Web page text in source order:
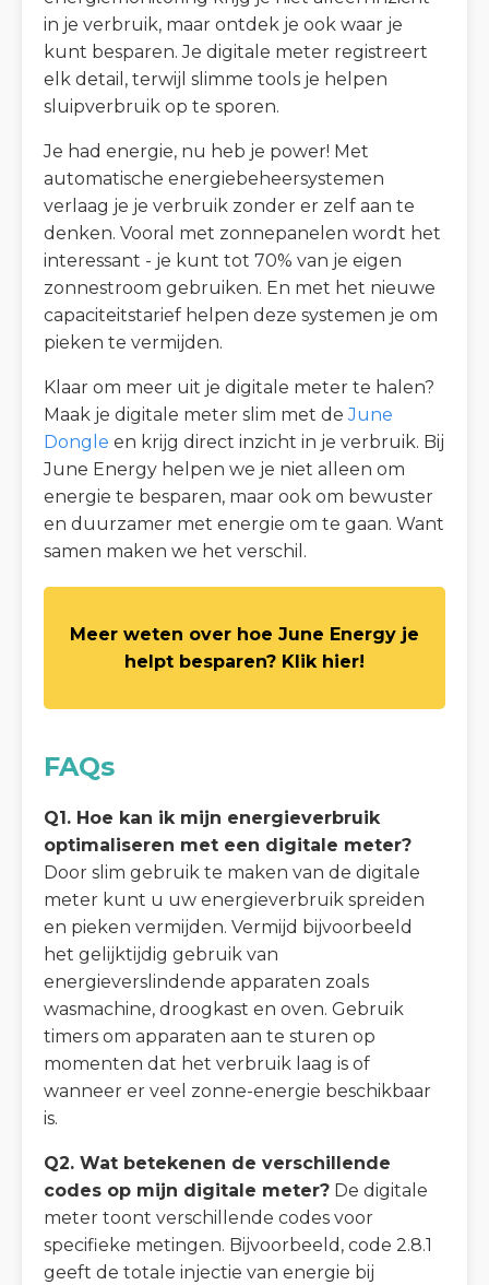
in je verbruik, maar ontdek je ook waar je
kunt besparen. Je digitale meter registreert
elk detail, terwijl slimme tools je helpen
sluipverbruik op te sporen.
Je had energie, nu heb je power! Met
automatische energiebeheersystemen
verlaag je je verbruik zonder er zelf aan te
denken. Vooral met zonnepanelen wordt het
interessant - je kunt tot 70% van je eigen
zonnestroom gebruiken. En met het nieuwe
capaciteitstarief helpen deze systemen je om
pieken te vermijden.
Klaar om meer uit je digitale meter te halen?
Maak je digitale meter slim met deJune
Dongle en krijg direct inzicht in je verbruik. Bij
June Energy helpen we je niet alleen om
energie te besparen, maar ook om bewuster
en duurzamer met energie om te gaan. Want
samen maken we het verschil.
Meer weten over hoe June Energy je
helpt besparen? Klik hier!
FAQs
Q1. Hoe kan ik mijn energieverbruik
optimaliseren met een digitale meter?
Door slim gebruik te maken van de digitale
meter kunt u uw energieverbruik spreiden
en pieken vermijden. Vermijd bijvoorbeeld
het gelijktijdig gebruik van
energieverslindende apparaten zoals
wasmachine, droogkast en oven. Gebruik
timers om apparaten aan te sturen op
momenten dat het verbruik laag is of
wanneer er veel zonne-energie beschikbaar
is.
Q2. Wat betekenen de verschillende
codes op mijn digitale meter? De digitale
meter toont verschillende codes voor
specifieke metingen. Bijvoorbeeld, code 2.8.1
geeft de totale injectie van energie bij